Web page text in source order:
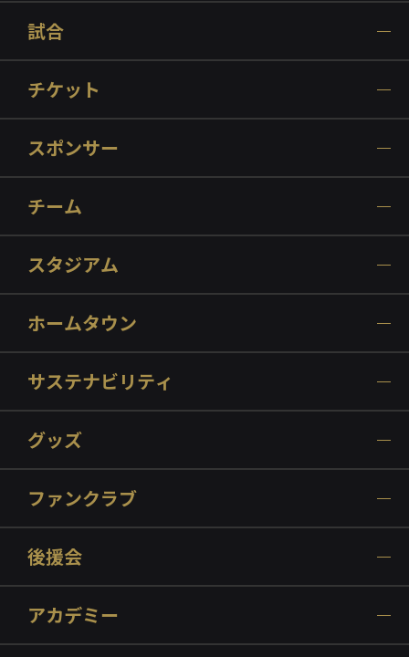
試合
チケット
スポンサー
チーム
スタジアム
ホームタウン
サステナビリティ
グッズ
ファンクラブ
後援会
アカデミー